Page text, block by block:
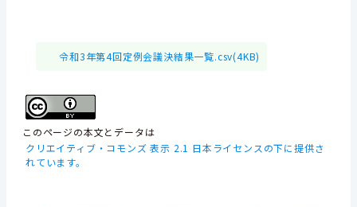
令和3年第4回定例会議決結果一覧.csv(4KB)
このページの本文とデータは
クリエイティブ・コモンズ 表示 2.1 日本ライセンスの下に提供さ
れています。